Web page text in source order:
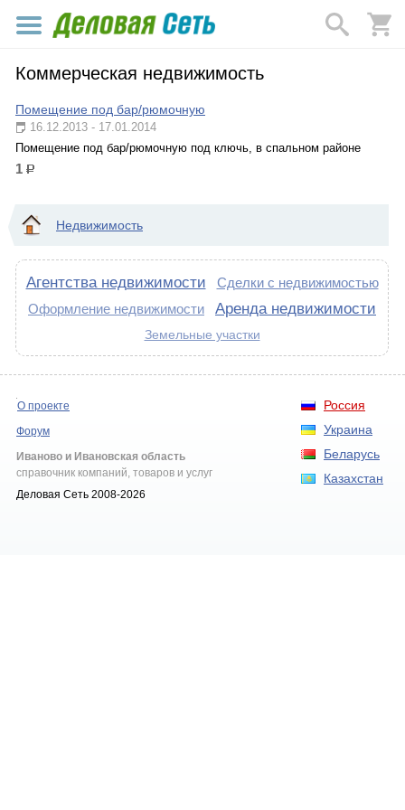
Коммерческая недвижимость
Помещение под бар/рюмочную
16.12.2013 - 17.01.2014
Помещение под бар/рюмочную под ключь, в спальном районе
1 р.
Недвижимость
Агентства недвижимости
Сделки с недвижимостью
Оформление недвижимости
Аренда недвижимости
Земельные участки
Россия
Украина
Беларусь
Казахстан
О проекте
Форум
Иваново и Ивановская область
справочник компаний, товаров и услуг
Деловая Сеть 2008-2026